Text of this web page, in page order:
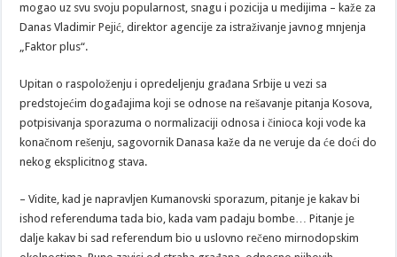
mogao uz svu svoju popularnost, snagu i pozicija u medijima – kaže za
Danas Vladimir Pejić, direktor agencije za istraživanje javnog mnjenja
„Faktor plus“.
Upitan o raspoloženju i opredeljenju građana Srbije u vezi sa
predstojećim događajima koji se odnose na rešavanje pitanja Kosova,
potpisivanja sporazuma o normalizaciji odnosa i činioca koji vode ka
konačnom rešenju, sagovornik Danasa kaže da ne veruje da će doći do
nekog eksplicitnog stava.
– Vidite, kad je napravljen Kumanovski sporazum, pitanje je kakav bi
ishod referenduma tada bio, kada vam padaju bombe… Pitanje je
dalje kakav bi sad referendum bio u uslovno rečeno mirnodopskim